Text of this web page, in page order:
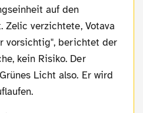
auf den
Zelic verzichtete, Votava
vorsichtig", berichtet der
kein Risiko. Der
Licht also. Er wird